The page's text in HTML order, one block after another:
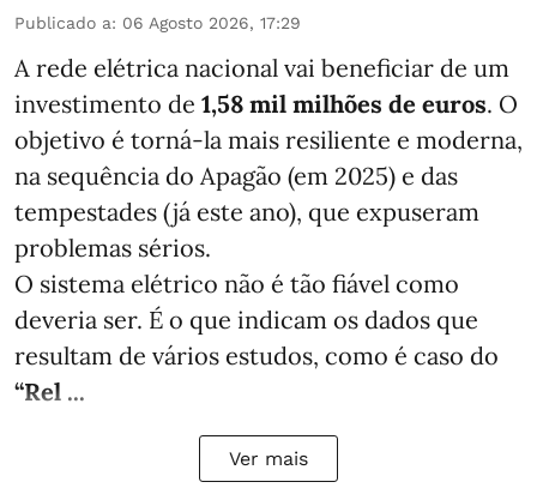
Publicado a: 06 Agosto 2026, 17:29
A rede elétrica nacional vai beneficiar de um
investimento de 1,58 mil milhões de euros. O
objetivo é torná-la mais resiliente e moderna,
na sequência do Apagão (em 2025) e das
tempestades (já este ano), que expuseram
problemas sérios.
O sistema elétrico não é tão fiável como
deveria ser. É o que indicam os dados que
resultam de vários estudos, como é caso do
“Rel ...
Ver mais